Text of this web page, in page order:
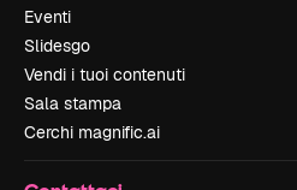
Eventi
Slidesgo
Vendi i tuoi contenuti
Sala stampa
Cerchi magnific.ai